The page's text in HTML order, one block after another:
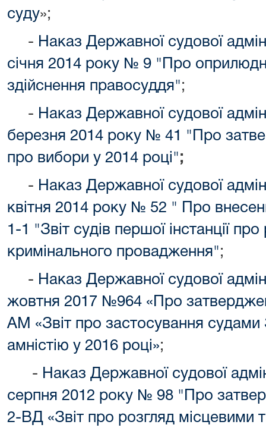
суду»;
- Наказ Державної судової
січня 2014 року № 9 "Про
здійснення правосуддя";
- Наказ Державної судової
березня 2014 року № 41 "Про
про вибори у 2014 році";
- Наказ Державної судової
квітня 2014 року № 52 " Про
1-1 "Звіт судів першої інстанції
кримінального провадження";
- Наказ Державної судової
жовтня 2017 №964 «Про
АМ «Звіт про застосування судами
амністію у 2016 році»;
- Наказ Державної судової
серпня 2012 року № 98 "Про
2-ВД «Звіт про розгляд місцевими